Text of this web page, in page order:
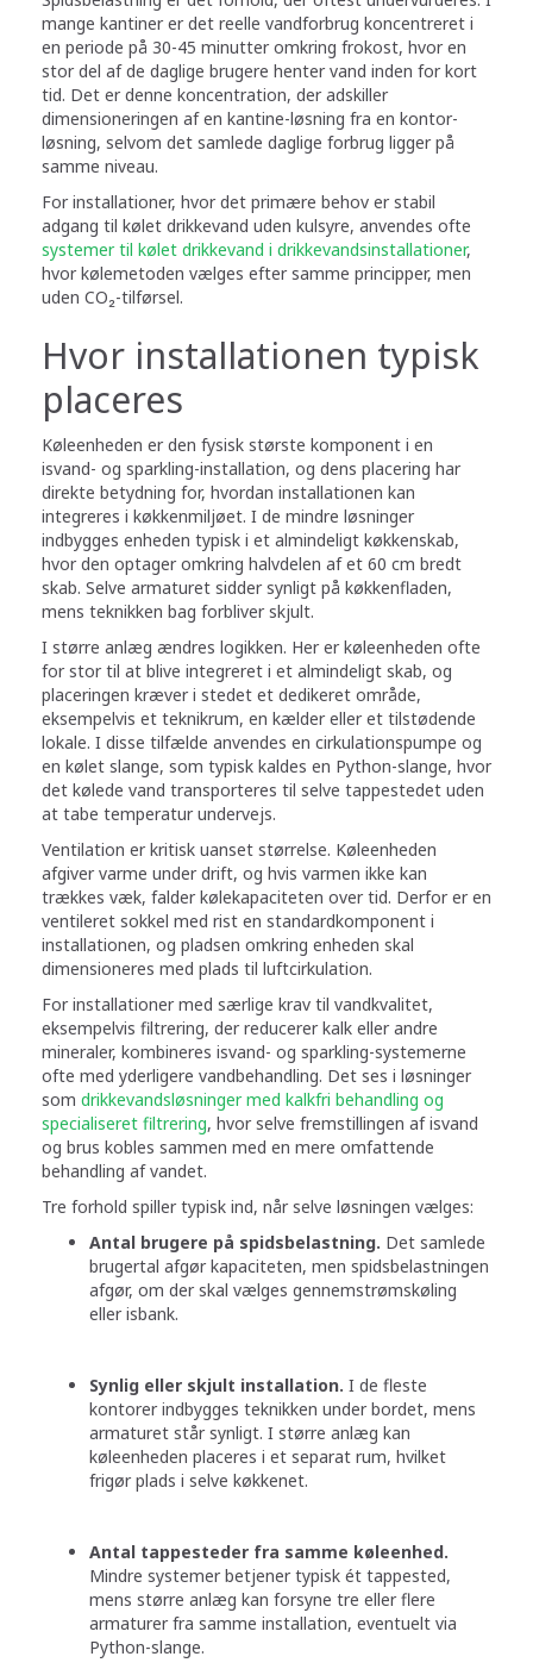
mange kantiner er det reelle vandforbrug koncentreret i
en periode på 30-45 minutter omkring frokost, hvor en
stor del af de daglige brugere henter vand inden for kort
tid. Det er denne koncentration, der adskiller
dimensioneringen af en kantine-løsning fra en kontor-
løsning, selvom det samlede daglige forbrug ligger på
samme niveau.
For installationer, hvor det primære behov er stabil
adgang til kølet drikkevand uden kulsyre, anvendes ofte
systemer til kølet drikkevand i drikkevandsinstallationer,
hvor kølemetoden vælges efter samme principper, men
uden CO₂-tilførsel.
Hvor installationen typisk
placeres
Køleenheden er den fysisk største komponent i en
isvand- og sparkling-installation, og dens placering har
direkte betydning for, hvordan installationen kan
integreres i køkkenmiljøet. I de mindre løsninger
indbygges enheden typisk i et almindeligt køkkenskab,
hvor den optager omkring halvdelen af et 60 cm bredt
skab. Selve armaturet sidder synligt på køkkenfladen,
mens teknikken bag forbliver skjult.
I større anlæg ændres logikken. Her er køleenheden ofte
for stor til at blive integreret i et almindeligt skab, og
placeringen kræver i stedet et dedikeret område,
eksempelvis et teknikrum, en kælder eller et tilstødende
lokale. I disse tilfælde anvendes en cirkulationspumpe og
en kølet slange, som typisk kaldes en Python-slange, hvor
det kølede vand transporteres til selve tappestedet uden
at tabe temperatur undervejs.
Ventilation er kritisk uanset størrelse. Køleenheden
afgiver varme under drift, og hvis varmen ikke kan
trækkes væk, falder kølekapaciteten over tid. Derfor er en
ventileret sokkel med rist en standardkomponent i
installationen, og pladsen omkring enheden skal
dimensioneres med plads til luftcirkulation.
For installationer med særlige krav til vandkvalitet,
eksempelvis filtrering, der reducerer kalk eller andre
mineraler, kombineres isvand- og sparkling-systemerne
ofte med yderligere vandbehandling. Det ses i løsninger
som drikkevandsløsninger med kalkfri behandling og
specialiseret filtrering, hvor selve fremstillingen af isvand
og brus kobles sammen med en mere omfattende
behandling af vandet.
Tre forhold spiller typisk ind, når selve løsningen vælges:
Antal brugere på spidsbelastning. Det samlede
brugertal afgør kapaciteten, men spidsbelastningen
afgør, om der skal vælges gennemstrømskøling
eller isbank.
Synlig eller skjult installation. I de fleste
kontorer indbygges teknikken under bordet, mens
armaturet står synligt. I større anlæg kan
køleenheden placeres i et separat rum, hvilket
frigør plads i selve køkkenet.
Antal tappesteder fra samme køleenhed.
Mindre systemer betjener typisk ét tappested,
mens større anlæg kan forsyne tre eller flere
armaturer fra samme installation, eventuelt via
Python-slange.